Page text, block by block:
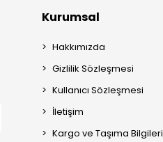
Kurumsal
Hakkımızda
Gizlilik Sözleşmesi
Kullanıcı Sözleşmesi
İletişim
Kargo ve Taşıma Bilgileri